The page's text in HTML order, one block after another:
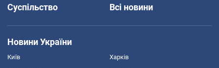
Суспільство
Всі новини
Новини України
Київ Харків